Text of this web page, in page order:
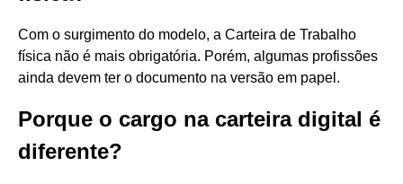
Com o surgimento do modelo, a Carteira de Trabalho
física não é mais obrigatória. Porém, algumas profissões
ainda devem ter o documento na versão em papel.
Porque o cargo na carteira digital é
diferente?